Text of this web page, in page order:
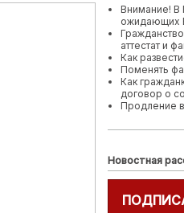
Внимание! В
ожидающих
аттестат и
Как
Поменять
Как
договор о
Продление
Новостная